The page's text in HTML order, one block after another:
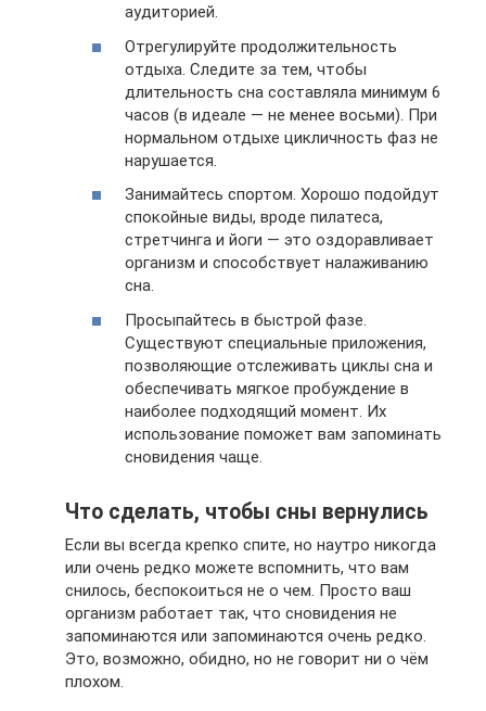
аудиторией.
Отрегулируйте продолжительность
отдыха. Следите за тем, чтобы
длительность сна составляла минимум 6
часов (в идеале — не менее восьми). При
нормальном отдыхе цикличность фаз не
нарушается.
Занимайтесь спортом. Хорошо подойдут
спокойные виды, вроде пилатеса,
стретчинга и йоги — это оздоравливает
организм и способствует налаживанию
сна.
Просыпайтесь в быстрой фазе.
Существуют специальные приложения,
позволяющие отслеживать циклы сна и
обеспечивать мягкое пробуждение в
наиболее подходящий момент. Их
использование поможет вам запоминать
сновидения чаще.
Что сделать, чтобы сны вернулись
Если вы всегда крепко спите, но наутро никогда
или очень редко можете вспомнить, что вам
снилось, беспокоиться не о чем. Просто ваш
организм работает так, что сновидения не
запоминаются или запоминаются очень редко.
Это, возможно, обидно, но не говорит ни о чём
плохом.